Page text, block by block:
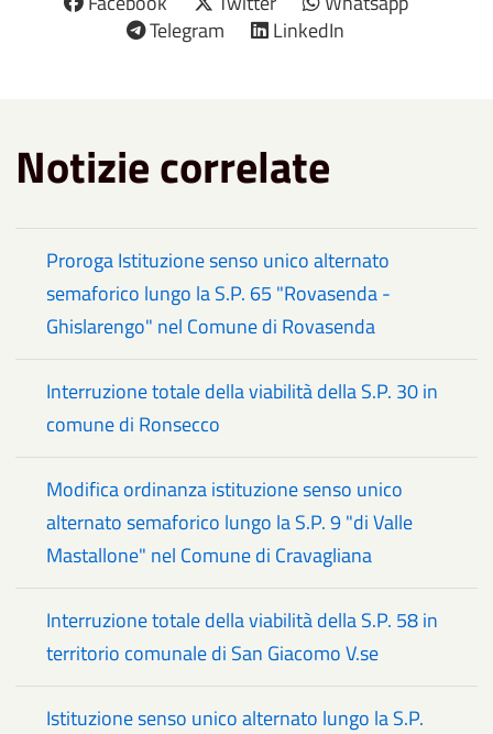
Telegram
LinkedIn
Notizie correlate
Proroga Istituzione senso unico alternato
semaforico lungo la S.P. 65 "Rovasenda -
Ghislarengo" nel Comune di Rovasenda
Interruzione totale della viabilità della S.P. 30 in
comune di Ronsecco
Modifica ordinanza istituzione senso unico
alternato semaforico lungo la S.P. 9 "di Valle
Mastallone" nel Comune di Cravagliana
Interruzione totale della viabilità della S.P. 58 in
territorio comunale di San Giacomo V.se
Istituzione senso unico alternato lungo la S.P.